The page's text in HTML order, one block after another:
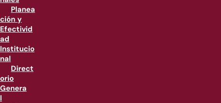
Planea
ción y
Efectivid
ad
Institucio
nal
Direct
orio
Genera
l